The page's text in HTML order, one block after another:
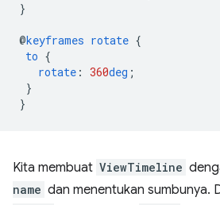
}
@keyframes rotate {
to {
rotate : 360deg ;
}
}
Kita membuat ViewTimeline
name dan menentukan sumbunya.